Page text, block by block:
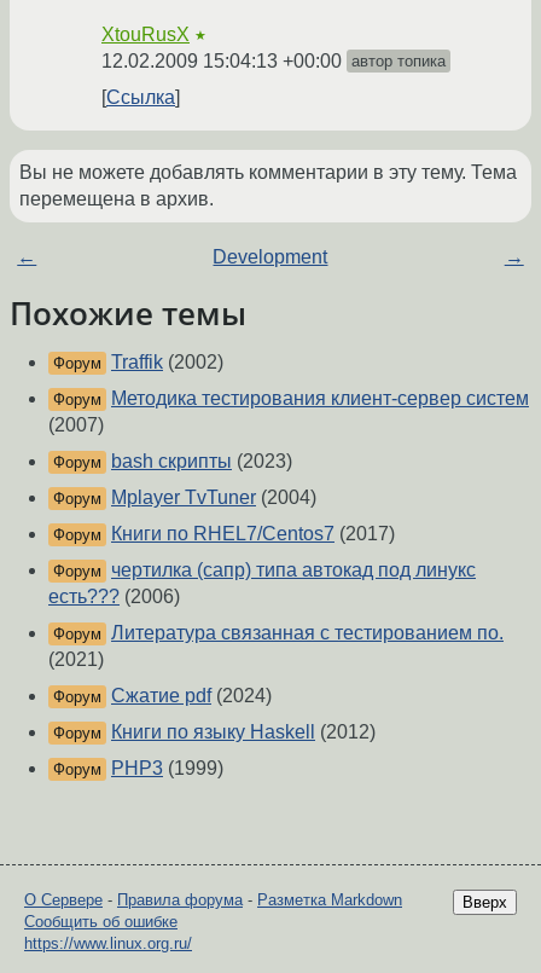
XtouRusX ★
12.02.2009 15:04:13 +00:00 автор топика
Ссылка
Вы не можете добавлять комментарии в эту тему. Тема
перемещена в архив.
← Development →
Похожие темы
Форум Traffik (2002)
Форум
Методика тестирования клиент-сервер систем
(2007)
Форум bash скрипты (2023)
Форум Mplayer TvTuner (2004)
Форум Книги по RHEL7/Centos7 (2017)
Форум
чертилка (сапр) типа автокад под линукс
есть??? (2006)
Форум Литература связанная с тестированием по.
(2021)
Форум Сжатие pdf(2024)
Форум Книги по языку Haskell (2012)
Форум PHP3 (1999)
Вверх
О Сервере - Правила форума- Разметка Markdown
Сообщить об ошибке
https://www.linux.org.ru/